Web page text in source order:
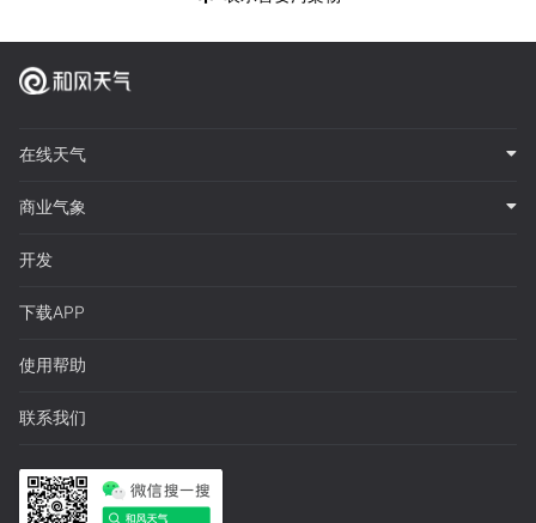
在线天气
商业气象
开发
下载APP
使用帮助
联系我们